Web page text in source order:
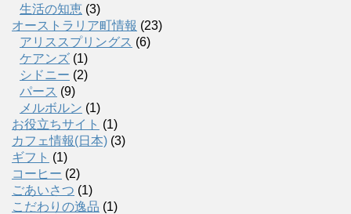
生活の知恵 (3)
オーストラリア町情報 (23)
アリススプリングス (6)
ケアンズ (1)
シドニー (2)
パース (9)
メルボルン (1)
お役立ちサイト (1)
カフェ情報(日本) (3)
ギフト (1)
コーヒー (2)
ごあいさつ (1)
こだわりの逸品 (1)